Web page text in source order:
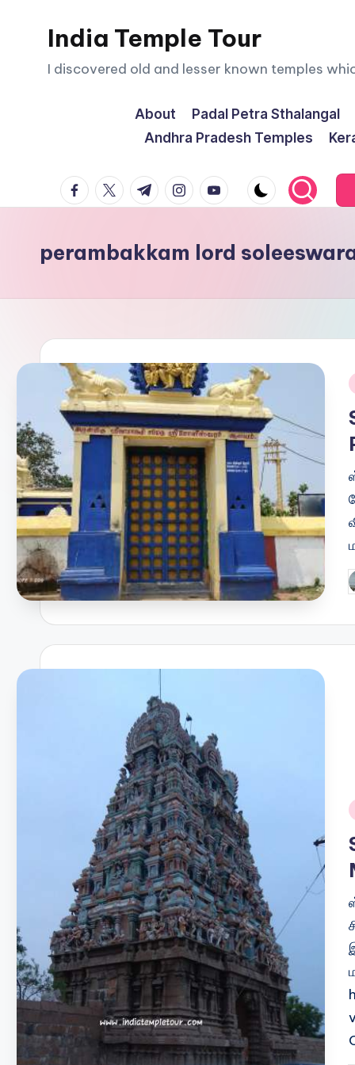
India Temple Tour
I discovered old and lesser known temples
About
Padal Petra Sthalangal
Andhra Pradesh Temples
facebook.com
twitter.com
t.me instagram.com
youtube.com
perambakkam lord